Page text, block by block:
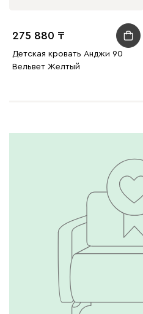
275 880
Детская кровать Анджи 90
Вельвет Желтый